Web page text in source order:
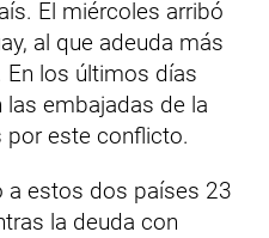
El miércoles arribó
al que adeuda más
los últimos días
embajadas de la
por este conflicto.
a estos dos países 23
la deuda con